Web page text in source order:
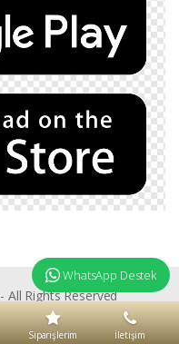
- All Rights Reserved
WhatsApp Destek
Siparişlerim İletişim